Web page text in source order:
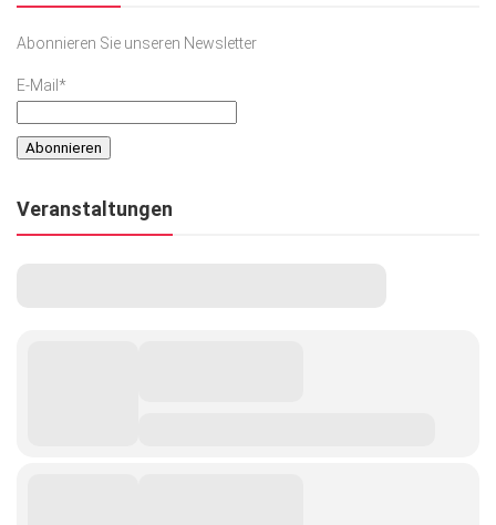
Abonnieren Sie unseren Newsletter
E-Mail*
Veranstaltungen